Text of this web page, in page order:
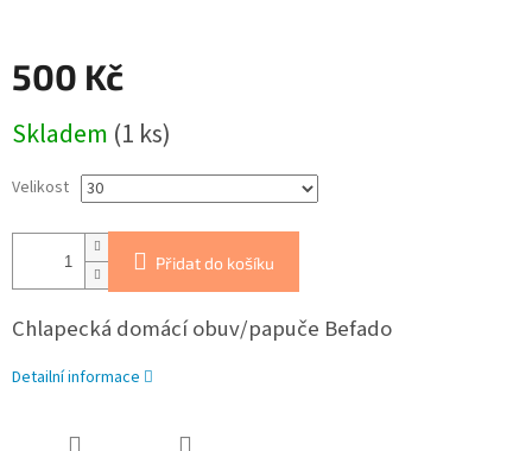
500 Kč
cena:
Skladem (1 ks)
Velikost
Přidat do košíku
Chlapecká domácí obuv/papuče Befado
Detailní informace